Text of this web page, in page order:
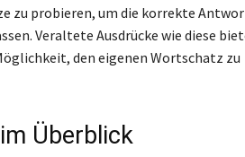
zu probieren, um die korrekte
Veraltete Ausdrücke wie diese
den eigenen Wortschatz zu
Überblick